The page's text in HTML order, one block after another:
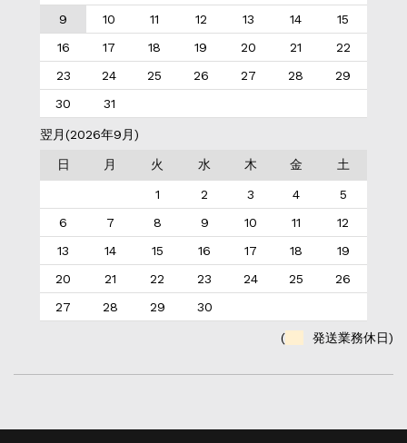
9
10 11 12 13 14
15
16
17 18 19 20 21
22
23
24 25 26 27 28
29
30
31
翌月(2026年9月)
日 月 火 水 木 金 土
1 2 3 4
5
6
7 8 9 10 11
12
13
14 15 16 17 18
19
20
21 22 23 24 25
26
27
28 29 30
( 発送業務休日)